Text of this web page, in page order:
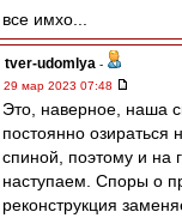
все имхо...
tver-udomlya -
29 мар 2023 07:48
Это, наверное, наша
постоянно озираться
спиной, поэтому и на
наступаем. Споры о
реконструкция